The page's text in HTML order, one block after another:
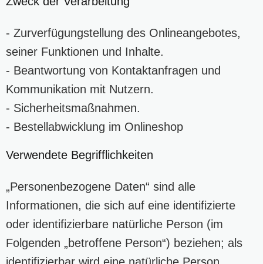
- Zurverfügungstellung des Onlineangebotes,
seiner Funktionen und Inhalte.
- Beantwortung von Kontaktanfragen und
Kommunikation mit Nutzern.
- Sicherheitsmaßnahmen.
- Bestellabwicklung im Onlineshop
Verwendete Begrifflichkeiten
„Personenbezogene Daten“ sind alle
Informationen, die sich auf eine identifizierte
oder identifizierbare natürliche Person (im
Folgenden „betroffene Person“) beziehen; als